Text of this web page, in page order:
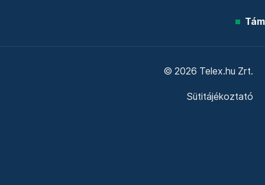
© 2026 Telex.hu Zrt.
Sütitájékoztató